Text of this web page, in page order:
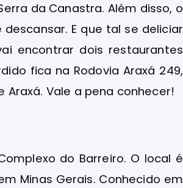
da Canastra. Além disso, o
E que tal se deliciar
encontrar dois restaurantes
fica na Rodovia Araxá 249,
Araxá. Vale a pena conhecer!
do Barreiro. O local é
Minas Gerais. Conhecido em